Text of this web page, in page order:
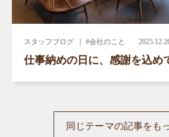
スタッフブログ ｜ #会社のこと
仕事納めの日に、感謝を込め
同じテーマの記事をも